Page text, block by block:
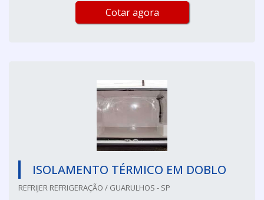
Cotar agora
ISOLAMENTO TÉRMICO EM DOBLO
REFRIJER REFRIGERAÇÃO / GUARULHOS - SP